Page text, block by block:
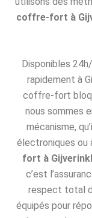
coffre-fort à
Disponibles
rapidement à
coffre-fort
nous sommes
mécanisme,
électroniques ou
fort à
c’est
respect total
équipés pour